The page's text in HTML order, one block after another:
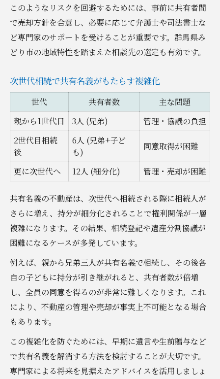
このようなリスクを回避するためには、事前に共有者間
で売却方針を合意し、必要に応じて弁護士や司法書士な
ど専門家のサポートを受けることが重要です。群馬県み
どり市の地域特性を踏まえた相談先の選定も有効です。
次世代相続で共有名義がもたらす複雑化
世代 共有者数
主な問題
親から1世代目
3人 (兄弟)
管理・協議の負担
2世代目相続
後
6人 (兄弟+子ど
も)
同意取得が困難
更に次世代へ 12人 (細分化) 管理・売却が困難
共有名義の不動産は、次世代へ相続される際に相続人が
さらに増え、持分が細分化されることで権利関係が一層
複雑になります。その結果、相続登記や遺産分割協議が
困難になるケースが多発しています。
例えば、親から兄弟三人が共有名義で相続し、その後各
自の子どもに持分が引き継がれると、共有者数が倍増
し、全員の同意を得るのが非常に難しくなります。これ
により、不動産の管理や売却が事実上不可能となる場合
もあります。
この複雑化を防ぐためには、早期に遺言や生前贈与など
で共有名義を解消する方法を検討することが大切です。
専門家による将来を見据えたアドバイスを活用しましょ